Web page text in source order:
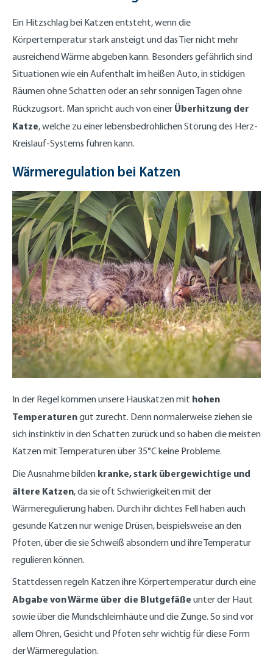
Ein Hitzschlag bei Katzen entsteht, wenn die
Körpertemperatur stark ansteigt und das Tier nicht mehr
ausreichend Wärme abgeben kann. Besonders gefährlich sind
Situationen wie ein Aufenthalt im heißen Auto, in stickigen
Räumen ohne Schatten oder an sehr sonnigen Tagen ohne
Rückzugsort. Man spricht auch von einer Überhitzung der
Katze, welche zu einer lebensbedrohlichen Störung des Herz-
Kreislauf-Systems führen kann.
Wärmeregulation bei Katzen
In der Regel kommen unsere Hauskatzen mit hohen
Temperaturengut zurecht. Denn normalerweise ziehen sie
sich instinktiv in den Schatten zurück und so haben die meisten
Katzen mit Temperaturen über 35°C keine Probleme.
Die Ausnahme bilden kranke, stark übergewichtige und
ältere Katzen, da sie oft Schwierigkeiten mit der
Wärmeregulierung haben. Durch ihr dichtes Fell haben auch
gesunde Katzen nur wenige Drüsen, beispielsweise an den
Pfoten, über die sie Schweiß absondern und ihre Temperatur
regulieren können.
Stattdessen regeln Katzen ihre Körpertemperatur durch eine
Abgabe von Wärme über die Blutgefäße unter der Haut
sowie über die Mundschleimhäute und die Zunge. So sind vor
allem Ohren, Gesicht und Pfoten sehr wichtig für diese Form
der Wärmeregulation.